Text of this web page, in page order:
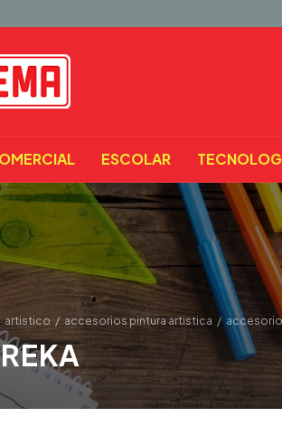
ESCOLAR
artistico / accesorios pintura artistica /